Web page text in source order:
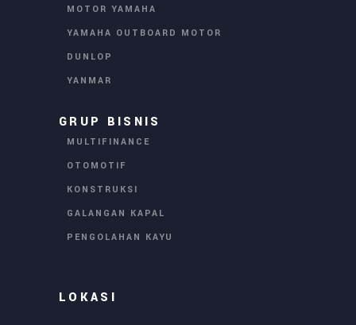
MOTOR YAMAHA
YAMAHA OUTBOARD MOTOR
DUNLOP
YANMAR
GRUP BISNIS
MULTIFINANCE
OTOMOTIF
KONSTRUKSI
GALANGAN KAPAL
PENGOLAHAN KAYU
LOKASI